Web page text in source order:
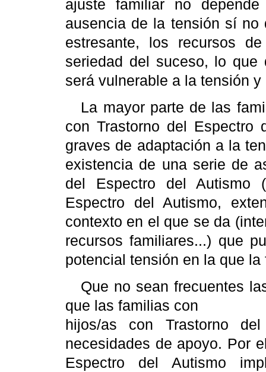
ajuste familiar no
ausencia de la tensión sí
estresante, los recursos
seriedad del suceso, lo
será vulnerable a la tensión
La mayor parte de las
con Trastorno del Espectro
graves de adaptación a la
existencia de una serie de
del Espectro del Autismo
Espectro del Autismo,
contexto en el que se da
recursos familiares...) que
potencial tensión en la que
Que no sean frecuentes
que las familias con
hijos/as con Trastorno
necesidades de apoyo. Por
Espectro del Autismo